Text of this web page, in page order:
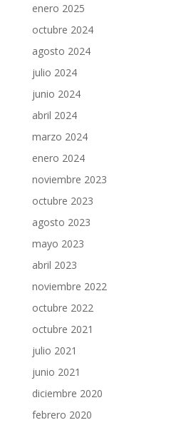
enero 2025
octubre 2024
agosto 2024
julio 2024
junio 2024
abril 2024
marzo 2024
enero 2024
noviembre 2023
octubre 2023
agosto 2023
mayo 2023
abril 2023
noviembre 2022
octubre 2022
octubre 2021
julio 2021
junio 2021
diciembre 2020
febrero 2020